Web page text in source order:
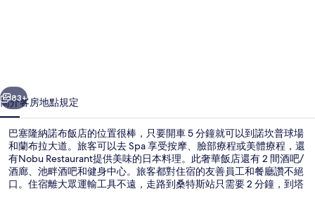
店
的
相
片
集
個 下一個
83+
簡介客房地點規定
巴塞隆納諾布飯店的位置很棒，只要開車 5 分鐘就可以到諾坎普球場
和蘭布拉大道。旅客可以去 Spa 享受按摩、臉部療程或美體療程，還
有Nobu Restaurant提供美味的日本料理。此奢華飯店還有 2 間酒吧/
酒廊、池畔酒吧和健身中心。旅客都對住宿的友善員工和餐廳讚不絕
口。住宿離大眾運輸工具不遠，走路到桑特斯站只需要 2 分鐘，到塔